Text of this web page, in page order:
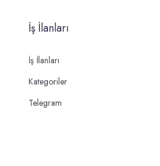
İş İlanları
İş İlanları
Kategoriler
Telegram